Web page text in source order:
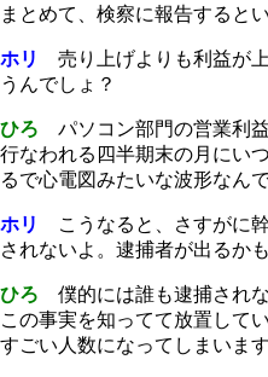
まとめて、検察に報告すると
ホリ
売り上げよりも利益が
うんでしょ？
ひろ パソコン部門の営業利
行なわれる四半期末の月にい
るで心電図みたいな波形なんで
ホリ
こうなると、さすがに
されないよ。逮捕者が出るかも
ひろ 僕的には誰も逮捕され
この事実を知ってて放置して
すごい人数になってしまいます